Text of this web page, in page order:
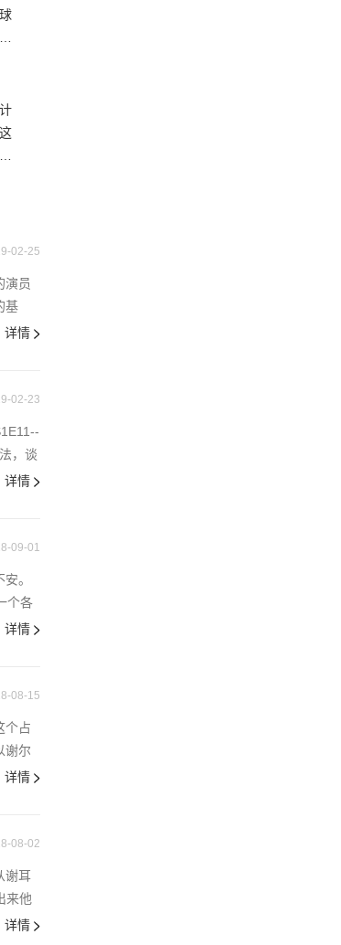
02-25
演员
基
详情
02-23
，谈
详情
09-01
。
个各
详情
08-15
个占
谢尔
详情
08-02
谢耳
来他
详情